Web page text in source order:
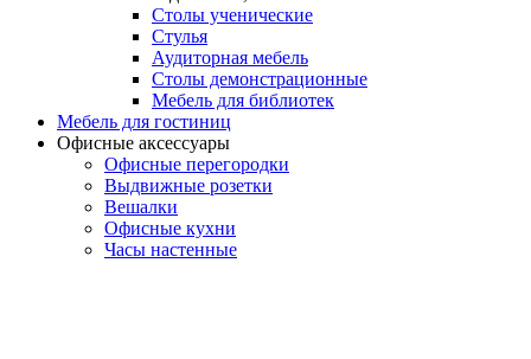
Столы ученические
Стулья
Аудиторная мебель
Столы демонстрационные
Мебель для библиотек
Мебель для гостиниц
Офисные аксессуары
Офисные перегородки
Выдвижные розетки
Вешалки
Офисные кухни
Часы настенные